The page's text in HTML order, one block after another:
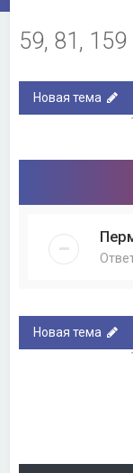
59, 81,
Новая тема
Новая тема